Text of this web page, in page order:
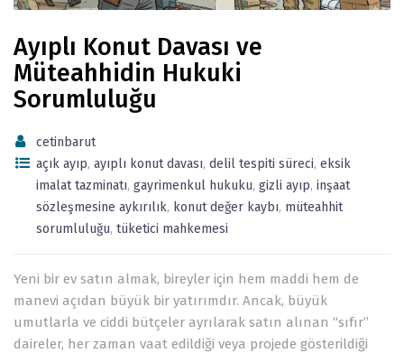
Ayıplı Konut Davası ve
Müteahhidin Hukuki
Sorumluluğu
cetinbarut
açık ayıp, ayıplı konut davası, delil tespiti süreci, eksik
imalat tazminatı, gayrimenkul hukuku, gizli ayıp, inşaat
sözleşmesine aykırılık, konut değer kaybı, müteahhit
sorumluluğu, tüketici mahkemesi
Yeni bir ev satın almak, bireyler için hem maddi hem de
manevi açıdan büyük bir yatırımdır. Ancak, büyük
umutlarla ve ciddi bütçeler ayrılarak satın alınan “sıfır”
daireler, her zaman vaat edildiği veya projede gösterildiği